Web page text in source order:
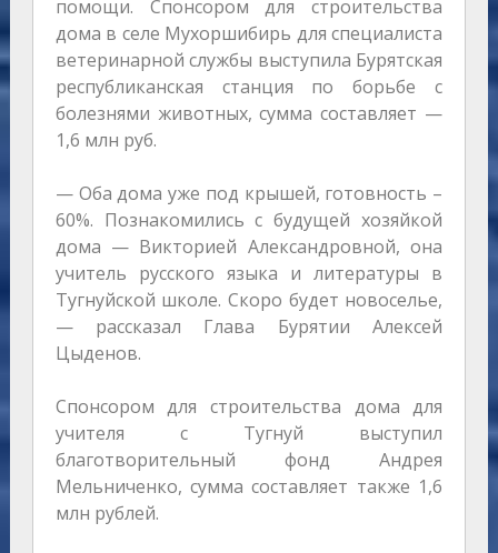
помощи. Спонсором для строительства
дома в селе Мухоршибирь для специалиста
ветеринарной службы выступила Бурятская
республиканская станция по борьбе с
болезнями животных, сумма составляет —
1,6 млн руб.
— Оба дома уже под крышей, готовность –
60%. Познакомились с будущей хозяйкой
дома — Викторией Александровной, она
учитель русского языка и литературы в
Тугнуйской школе. Скоро будет новоселье,
— рассказал Глава Бурятии Алексей
Цыденов.
Спонсором для строительства дома для
учителя с Тугнуй выступил
благотворительный фонд Андрея
Мельниченко, сумма составляет также 1,6
млн рублей.